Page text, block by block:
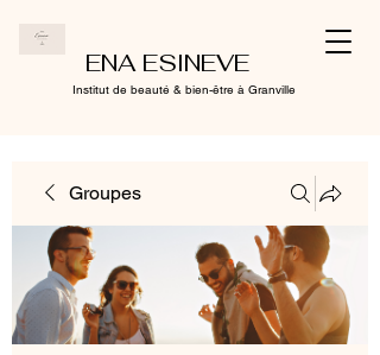
ENA ESINEVE
Institut de beauté & bien-être à Granville
Groupes